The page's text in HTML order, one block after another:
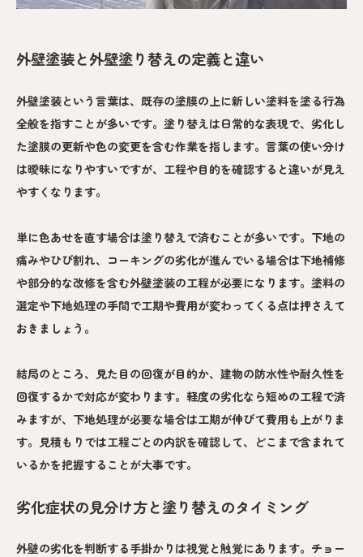
外壁塗装と外壁塗り替えの定義と違い
外壁塗装という言葉は、既存の塗膜の上に新しい塗料を塗る行為
全般を指すことが多いです。塗り替えは日常的な表現で、劣化し
た塗膜の更新や色の変更を含む作業を指します。言葉の使い分け
は曖昧になりやすいですが、工程や目的を確認すると違いが見え
やすくなります。
単に色あせを直す場合は塗り替えで済むことが多いです。下地の
痛みやひび割れ、コーキングの劣化が進んでいる場合は下地補修
や部分的な改修を含む外壁塗装の工程が必要になります。塗料の
選定や下地処理の手間で工期や費用が変わってくる点は押さえて
おきましょう。
結局のところ、見た目の回復が目的か、建物の防水性や耐久性を
回復するかで対応が変わります。軽度の劣化なら短めの工程で済
みますが、下地処理が必要な場合は工期が伸びて費用も上がりま
す。見積もりでは工程ごとの内訳を確認して、どこまで含まれて
いるかを把握することが大事です。
劣化症状の見分け方と塗り替えのタイミング
外壁の劣化を判断する手掛かりは視覚と触覚にあります。チョー